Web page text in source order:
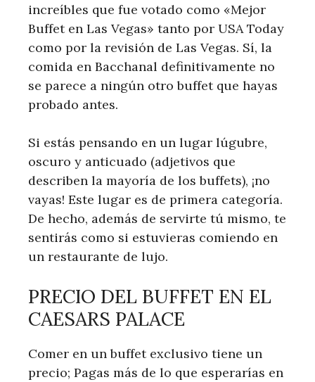
increíbles que fue votado como «Mejor
Buffet en Las Vegas» tanto por USA Today
como por la revisión de Las Vegas. Sí, la
comida en Bacchanal definitivamente no
se parece a ningún otro buffet que hayas
probado antes.
Si estás pensando en un lugar lúgubre,
oscuro y anticuado (adjetivos que
describen la mayoría de los buffets), ¡no
vayas! Este lugar es de primera categoría.
De hecho, además de servirte tú mismo, te
sentirás como si estuvieras comiendo en
un restaurante de lujo.
PRECIO DEL BUFFET EN EL
CAESARS PALACE
Comer en un buffet exclusivo tiene un
precio; Pagas más de lo que esperarías en